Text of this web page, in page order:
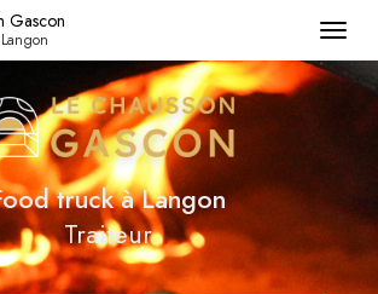
Gascon
truckà Langon
Traiteur